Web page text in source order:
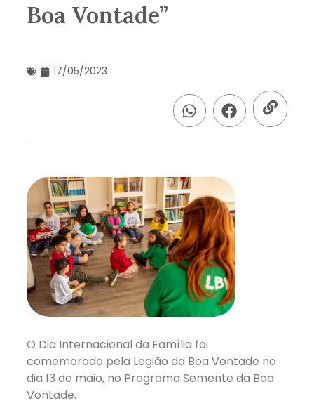
Boa Vontade”
17/05/2023
O Dia Internacional da Família foi
comemorado pela Legião da Boa Vontade no
dia 13 de maio, no Programa Semente da Boa
Vontade.